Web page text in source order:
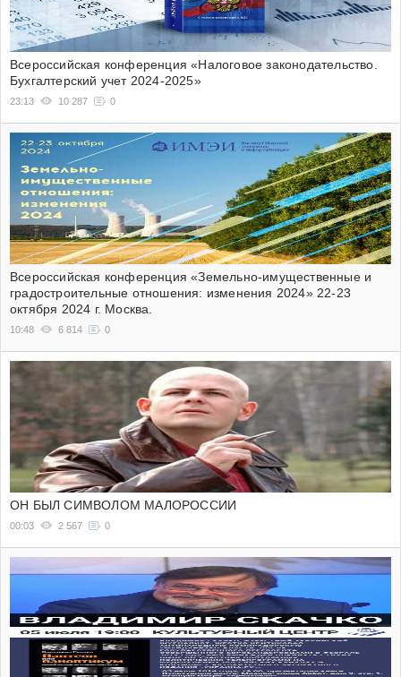
Всероссийская конференция «Налоговое законодательство.
Бухгалтерский учет 2024-2025»
23:13 10 287 0
Всероссийская конференция «Земельно-имущественные и
градостроительные отношения: изменения 2024» 22-23
октября 2024 г. Москва.
10:48 6 814 0
ОН БЫЛ СИМВОЛОМ МАЛОРОССИИ
00:03 2 567 0